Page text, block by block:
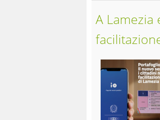
A